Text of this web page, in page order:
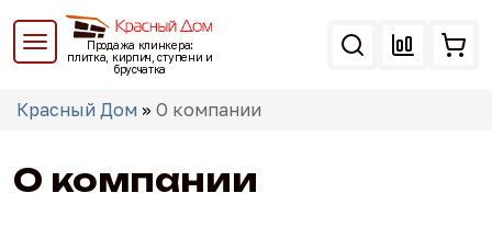
Перейти
основному
Продажа клинкера:
плитка, кирпич, ступени и
брусчатка
Вы
Красный Дом » О компании
О компании